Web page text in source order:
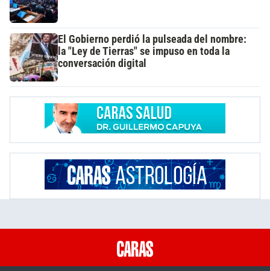
El Gobierno perdió la pulseada del nombre:
la "Ley de Tierras" se impuso en toda la
conversación digital